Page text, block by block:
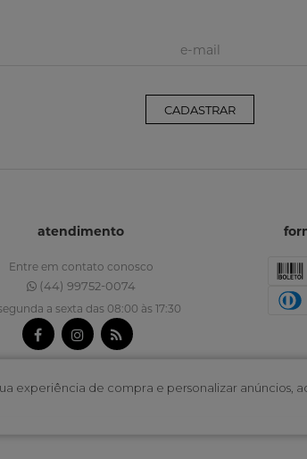
experiência de compra e personalizar
CADASTRAR
atendimento
Entre em contato conosco
(44) 99752-0074
a sexta das 08:00 às 17:30